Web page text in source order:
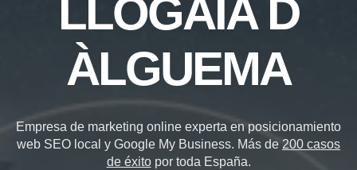
LLOGAIA D
ÀLGUEMA
Empresa de marketing online experta en posicionamiento
web SEO local y Google My Business. Más de 200 casos
de éxitopor toda España.